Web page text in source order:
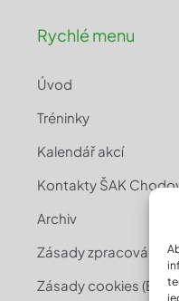
Rychlé menu
Úvod
Tréninky
Kalendář akcí
Kontakty ŠAK
Archiv
Zásady zpracování
Zásady cookies (EU)